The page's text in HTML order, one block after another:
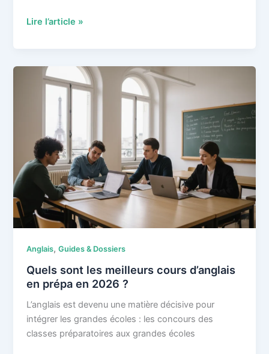
Comment
le
test
LanguageCert
ligne
et
comment
fonctionne
surveillance
?
Lire l’article »
Anglais,Guides & Dossiers
Quels sont les meilleurs cours d’anglais
en prépa en 2026 ?
L’anglais est devenu une matière décisive pour
intégrer les grandes écoles : les concours des
classes préparatoires aux grandes écoles